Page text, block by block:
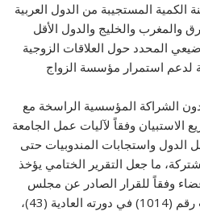
الكمية المستجيبة من الدول العربية
والمغرب والخليج والدول الأقل
المحدد حول العلاقات الزوجية
لدعم استمرار مؤسسة الزواج
دون الشراكة المؤسسية الراسخة مع
الاستبيان وفقاً لآليات عمل الجامعة
الدول واستجابات المندوبيات حتى
ما جعل التقرير الختامي يؤخذ
وفقاً للقرار الصادر عن مجلس
وزراء الشؤون الاجتماعية العرب رقم (1014) في دورته العادية (43)،